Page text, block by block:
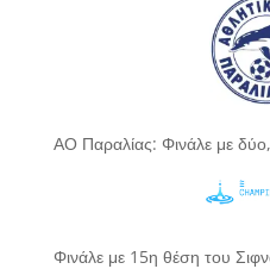
ΑΟ Παραλίας: Φινάλε με
Φινάλε με 15η θέση του